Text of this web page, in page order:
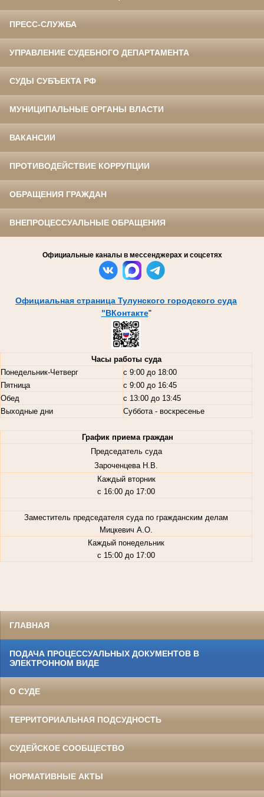
ПРЕСС-СЛУЖБА
УПРАВЛЕНИЕ СУДЕБНОГО ДЕПАРТАМЕНТА
СУДЫ СУБЪЕКТА РФ
МУНИЦИПАЛЬНЫЕ ОРГАНЫ ВЛАСТИ
ВАКАНСИИ
ПРОТИВОДЕЙСТВИЕ КОРРУПЦИИ
ОБРАЩЕНИЯ ГРАЖДАН
ВНЕПРОЦЕССУАЛЬНЫЕ ОБРАЩЕНИЯ
Официальные каналы в мессенджерах и соцсетях
Официальная страница Тулунского городского суда
"ВКонтакте"
Часы работы суда
Понедельник-Четверг
с 9:00 до 18:00
Пятница
с 9:00 до 16:45
Обед
с 13:00 до 13:45
Выходные дни
Суббота - воскресенье
График приема граждан
Председатель суда
Зароченцева Н.В.
Каждый вторник
с 16:00 до 17:00
Заместитель председателя суда по гражданским делам
Мицкевич А.О.
Каждый понедельник
с 15:00 до 17:00
ГЛАВНАЯ
ПОДАЧА ПРОЦЕССУАЛЬНЫХ ДОКУМЕНТОВ В
ЭЛЕКТРОННОМ ВИДЕ
О СУДЕ
ТЕРРИТОРИАЛЬНАЯ ПОДСУДНОСТЬ
СУДЕЙСКОЕ СООБЩЕСТВО
НОРМАТИВНЫЕ АКТЫ